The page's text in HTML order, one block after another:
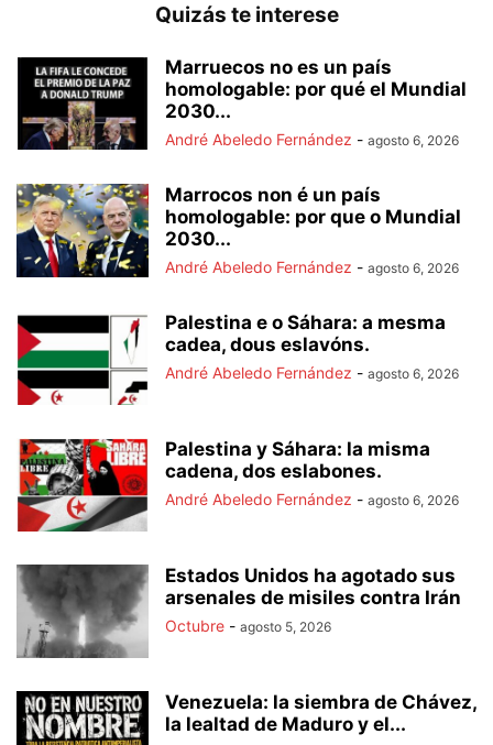
Quizás te interese
Marruecos no es un país
homologable: por qué el Mundial
2030...
André Abeledo Fernández - agosto 6, 2026
Marrocos non é un país
homologable: por que o Mundial
2030...
André Abeledo Fernández - agosto 6, 2026
Palestina e o Sáhara: a mesma
cadea, dous eslavóns.
André Abeledo Fernández - agosto 6, 2026
Palestina y Sáhara: la misma
cadena, dos eslabones.
André Abeledo Fernández - agosto 6, 2026
Estados Unidos ha agotado sus
arsenales de misiles contra Irán
Octubre - agosto 5, 2026
Venezuela: la siembra de Chávez,
la lealtad de Maduro y el...